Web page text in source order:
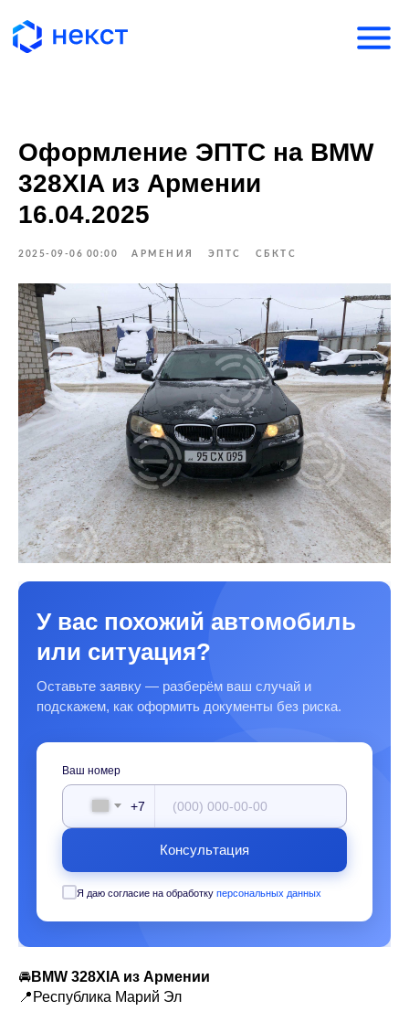
Оформление ЭПТС на BMW
328XIA из Армении
16.04.2025
2025-09-06 00:00 АРМЕНИЯ ЭПТС СБКТС
У вас похожий автомобиль
или ситуация?
Оставьте заявку — разберём ваш случай и
подскажем, как оформить документы без риска.
Ваш номер
+7
Консультация
Я даю согласие на обработку персональных данных
🚘BMW 328XIA из Армении
📍Республика Марий Эл